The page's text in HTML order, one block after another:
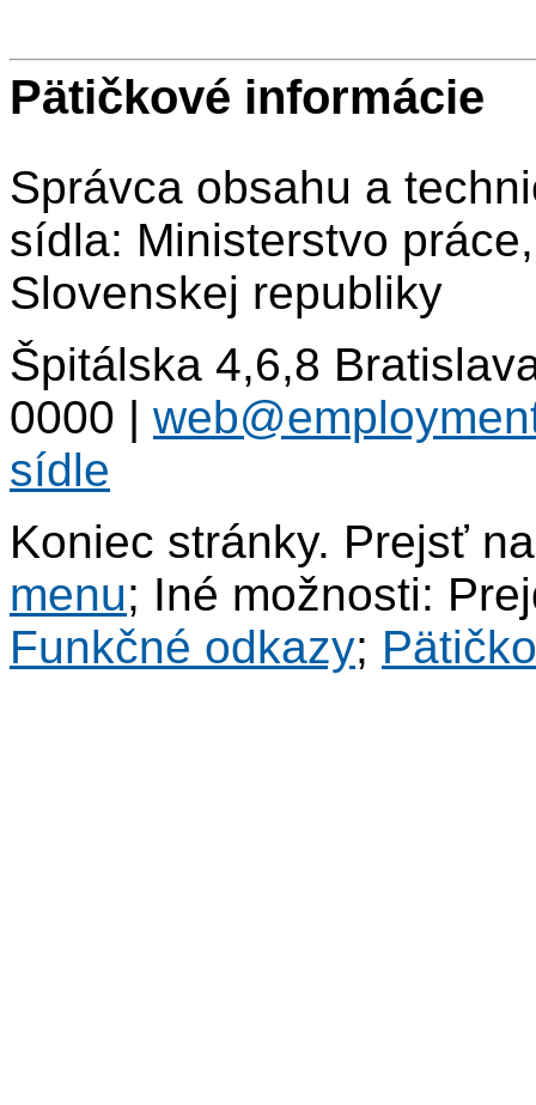
Pätičkové informácie
Správca obsahu a
sídla: Ministerstvo
Slovenskej republiky
Špitálska 4,6,8
0000 |
sídle
Koniec stránky. Prejsť
menu; Iné možnosti:
Funkčné odkazy;